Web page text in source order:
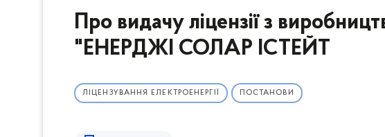
Про видачу ліцензії з
"ЕНЕРДЖІ СОЛАР ІСТЕЙТ
ЛІЦЕНЗУВАННЯ ЕЛЕКТРОЕНЕРГІЇ ПОСТАНОВИ